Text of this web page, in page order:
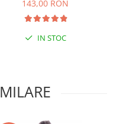
143,00 RON
IN STOC